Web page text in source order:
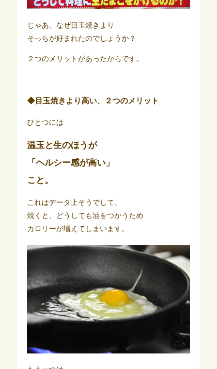
じゃあ、なぜ目玉焼きより
そっちが好まれたのでしょうか？
２つのメリットがあったからです。
◆目玉焼きより高い、２つのメリット
ひとつには
温玉と生のほうが
「ヘルシー感が高い」
こと。
これはデータ上そうでして、
焼くと、どうしても油をつかうため
カロリーが増えてしまいます。